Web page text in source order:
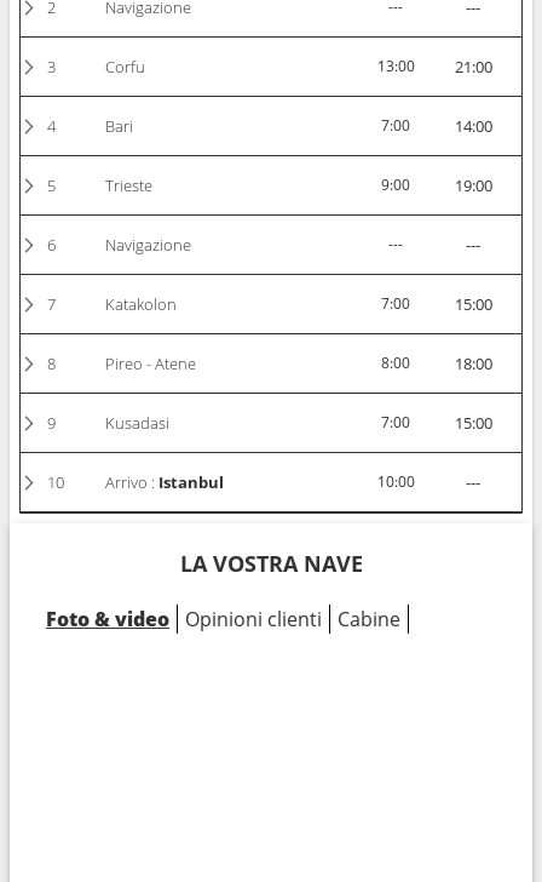
2 Navigazione --- ---
3 Corfu 13:00 21:00
4 Bari 7:00 14:00
5 Trieste 9:00 19:00
6 Navigazione --- ---
7 Katakolon 7:00 15:00
8 Pireo - Atene 8:00 18:00
9 Kusadasi 7:00 15:00
10 Arrivo : Istanbul 10:00 ---
LA VOSTRA NAVE
Foto & video Opinioni clienti Cabine